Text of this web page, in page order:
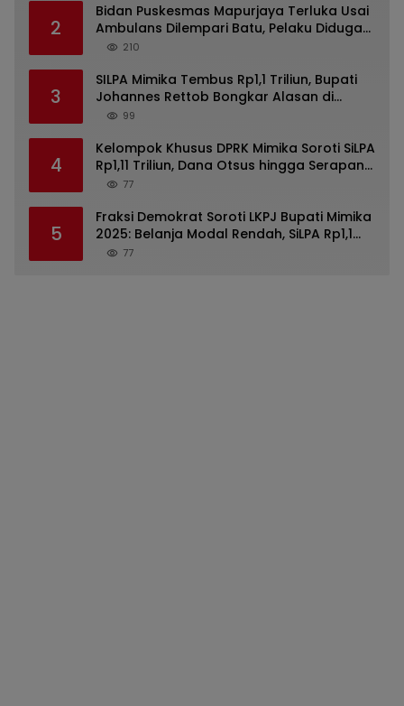
2
Bidan Puskesmas Mapurjaya Terluka Usai
Ambulans Dilempari Batu, Pelaku Diduga
Kelompok Mabuk di Jalan Poros Timika
210
3
SILPA Mimika Tembus Rp1,1 Triliun, Bupati
Johannes Rettob Bongkar Alasan di
Depan DPRK: Uang Tidak Hilang!
99
4
Kelompok Khusus DPRK Mimika Soroti SiLPA
Rp1,11 Triliun, Dana Otsus hingga Serapan
Belanja dalam Pandangan Umum LKPJ
77
5
Fraksi Demokrat Soroti LKPJ Bupati Mimika
2025: Belanja Modal Rendah, SiLPA Rp1,1
Triliun hingga Infrastruktur Tak Capai
77